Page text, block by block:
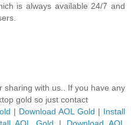
is always available 24/7 and
sharing with us.. If you have any
gold so just contact
| Download AOL Gold | Install
AOL Gold | Download AOL